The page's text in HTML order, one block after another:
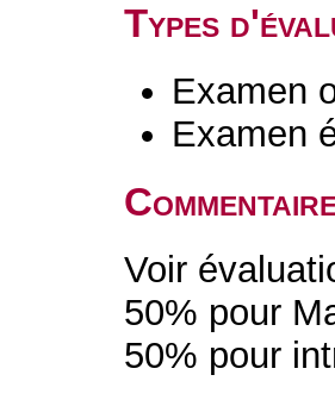
Types
Examen
Examen
Voir
50% pour
50% pour